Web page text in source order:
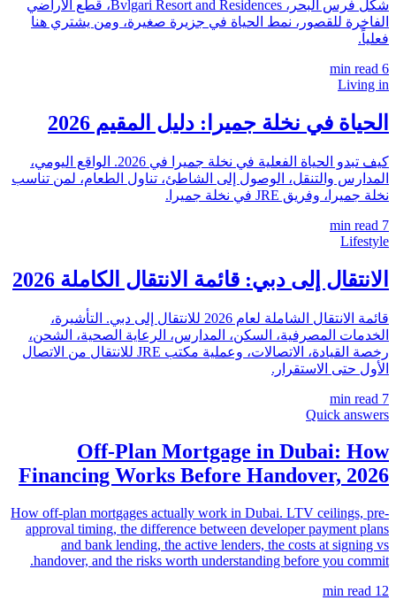
شكل فرس البحر، Bvlgari Resort and Residences، قطع الأراضي
الفاخرة للقصور، نمط الحياة في جزيرة صغيرة، ومن يشتري هنا
فعلياً.
6
Living in
الحياة في نخلة جميرا: دليل المقيم 2026
كيف تبدو الحياة الفعلية في نخلة جميرا في 2026. الواقع اليومي،
المدارس والتنقل، الوصول إلى الشاطئ، تناول الطعام، لمن تناسب
نخلة جميرا، وفريق JRE في نخلة جميرا.
7
Lifestyle
الانتقال إلى دبي: قائمة الانتقال الكاملة 2026
قائمة الانتقال الشاملة لعام 2026 للانتقال إلى دبي. التأشيرة،
الخدمات المصرفية، السكن، المدارس، الرعاية الصحية، الشحن،
رخصة القيادة، الاتصالات، وعملية مكتب JRE للانتقال من الاتصال
الأول حتى الاستقرار.
7
Quick answers
Off-Plan Mortgage in Dubai: How
Financing Works Before Handover, 2026
How off-plan mortgages actually work in Dubai. LTV ceilings, pre-
approval timing, the difference between developer payment plans
and bank lending, the active lenders, the costs at signing vs
handover, and the risks worth understanding before you commit.
12